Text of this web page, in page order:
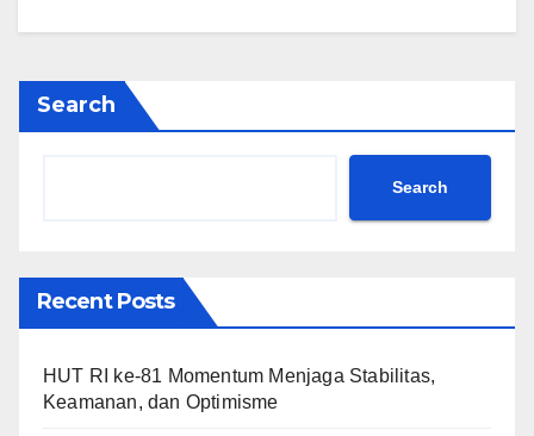
Search
Search
Recent Posts
HUT RI ke-81 Momentum Menjaga Stabilitas,
Keamanan, dan Optimisme